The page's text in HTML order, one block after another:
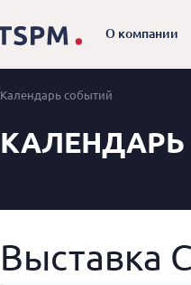
О компании
Календарь событий
Выставка